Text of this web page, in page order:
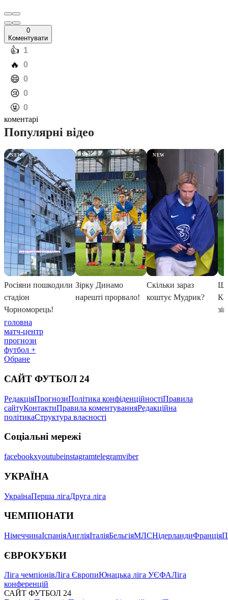
0
Коментувати
️👍 1
️🔥 0
️😄 0
️😢 0
️🤬 0
коментарі
головна
матч-центр
прогнози
футбол +
Обране
САЙТ ФУТБОЛ 24
РедакціяПрогнозиПолітика конфіденційностіПравила
сайтуКонтактиПравила коментуванняРедакційна
політикаСтруктура власності
Соціальні мережі
facebookxyoutubeinstagramtelegramviber
УКРАЇНА
УкраїнаПерша лігаДруга ліга
ЧЕМПІОНАТИ
НімеччинаІспаніяАнгліяІталіяБельгіяМЛСНідерландиФранція
ЄВРОКУБКИ
Ліга чемпіонівЛіга ЄвропиЮнацька ліга УЄФАЛіга
конференцій
САЙТ ФУТБОЛ 24